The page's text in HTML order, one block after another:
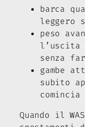
barca
leggero
peso
l’uscita
senza
gambe
subito
Quando il